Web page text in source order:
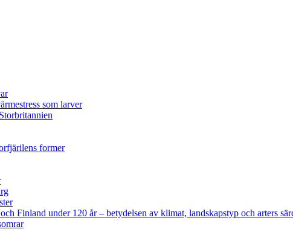
som larver
former
Finland under 120 år– betydelsen av klimat, landskapstyp och arters